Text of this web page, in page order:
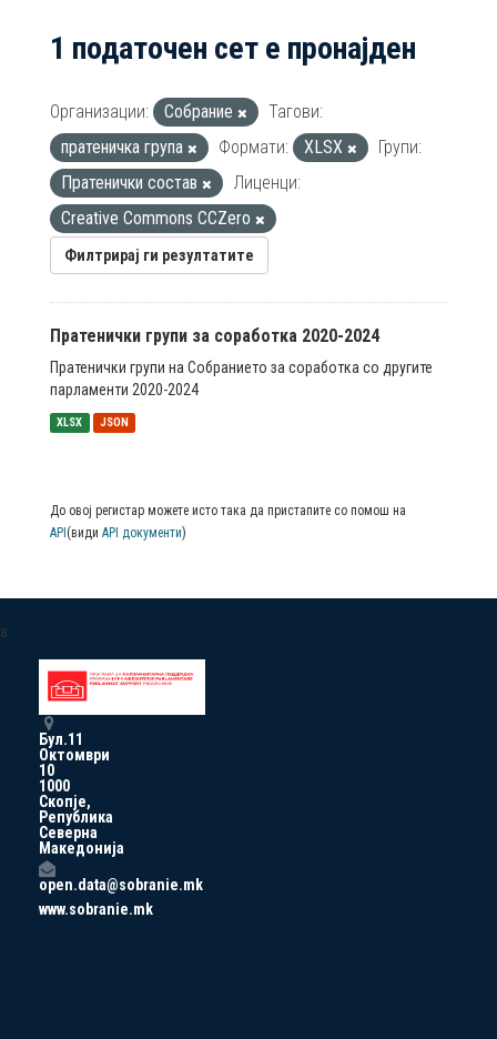
1 податочен сет е пронајден
Организации: Собрание
Тагови:
пратеничка група
Формати: XLSX
Групи:
Пратенички состав
Лиценци:
Creative Commons CCZero
Филтрирај ги резултатите
Пратенички групи за соработка 2020-2024
Пратенички групи на Собранието за соработка со другите
парламенти 2020-2024
XLSX JSON
До овој регистар можете исто така да пристапите со помош на
API (види API документи)
a
Бул.11
Октомври
10
1000
Скопје,
Република
Северна
Македонија
open.data@sobranie.mk
www.sobranie.mk